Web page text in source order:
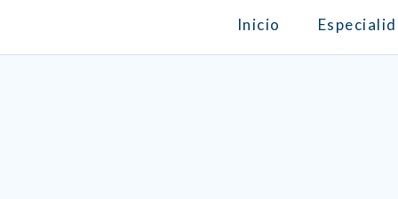
Inicio